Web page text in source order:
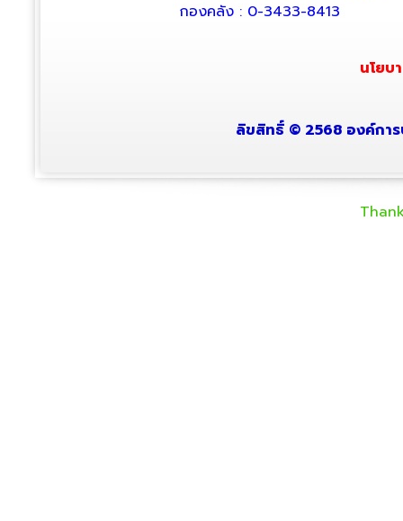
กองคลัง : 0-3433-8413
นโยบ
ลิขสิทธิ์ © 2568 องค์กา